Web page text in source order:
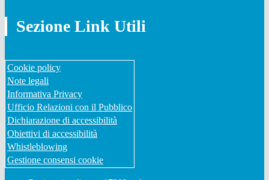
Sezione Link Utili
Cookie policy
Note legali
Informativa Privacy
Ufficio Relazioni con il Pubblico
Dichiarazione di accessibilità
Obiettivi di accessibilità
Whistleblowing
Gestione consensi cookie